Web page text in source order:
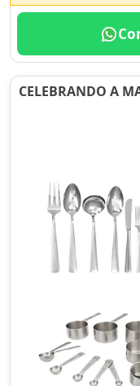
CELEBRANDO A